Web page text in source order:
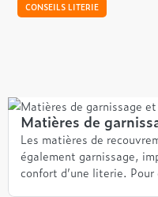
CONSEILS LITERIE
Matières de
Les matières de
également garnissage,
confort d’une literie.